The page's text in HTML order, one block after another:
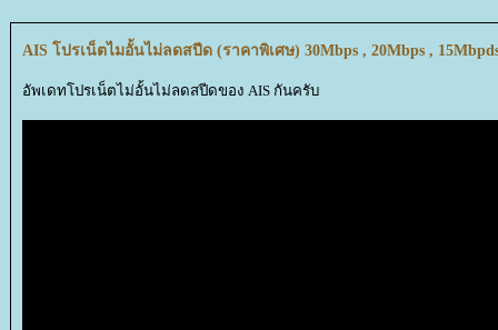
AIS โปรเน็ตไมอั้นไม่ลดสปีด (ราคาพิเศษ) 30Mbps , 20Mbps ,
อัพเดทโปรเน็ตไม่อั้นไม่ลดสปีดของ AIS กันครับ